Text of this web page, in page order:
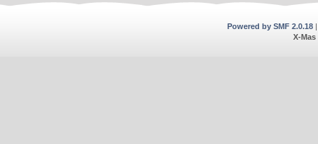
Powered by SMF 2.0.18
X-Mas